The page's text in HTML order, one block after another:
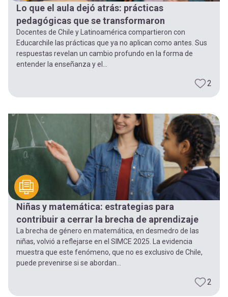
Lo que el aula dejó atrás: prácticas
pedagógicas que se transformaron
Docentes de Chile y Latinoamérica compartieron con
Educarchile las prácticas que ya no aplican como antes. Sus
respuestas revelan un cambio profundo en la forma de
entender la enseñanza y el...
2
Niñas y matemática: estrategias para
contribuir a cerrar la brecha de aprendizaje
La brecha de género en matemática, en desmedro de las
niñas, volvió a reflejarse en el SIMCE 2025. La evidencia
muestra que este fenómeno, que no es exclusivo de Chile,
puede prevenirse si se abordan...
2